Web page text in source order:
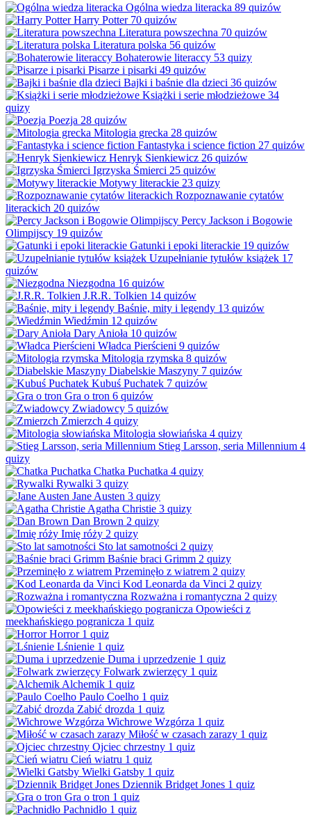
Ogólna wiedza literacka 89 quizów
Harry Potter 70 quizów
Literatura powszechna 70 quizów
Literatura polska 56 quizów
Bohaterowie literaccy 53 quizy
Pisarze i pisarki 49 quizów
Bajki i baśnie dla dzieci 36 quizów
Książki i serie młodzieżowe 34
quizy
Poezja 28 quizów
Mitologia grecka 28 quizów
Fantastyka i science fiction 27 quizów
Henryk Sienkiewicz 26 quizów
Igrzyska Śmierci 25 quizów
Motywy literackie 23 quizy
Rozpoznawanie cytatów
literackich 20 quizów
Percy Jackson i Bogowie
Olimpijscy 19 quizów
Gatunki i epoki literackie 19 quizów
Uzupełnianie tytułów książek 17
quizów
Niezgodna 16 quizów
J.R.R. Tolkien 14 quizów
Baśnie, mity i legendy 13 quizów
Wiedźmin 12 quizów
Dary Anioła 10 quizów
Władca Pierścieni 9 quizów
Mitologia rzymska 8 quizów
Diabelskie Maszyny 7 quizów
Kubuś Puchatek 7 quizów
Gra o tron 6 quizów
Zwiadowcy 5 quizów
Zmierzch 4 quizy
Mitologia słowiańska 4 quizy
Stieg Larsson, seria Millennium 4
quizy
Chatka Puchatka 4 quizy
Rywalki 3 quizy
Jane Austen 3 quizy
Agatha Christie 3 quizy
Dan Brown 2 quizy
Imię róży 2 quizy
Sto lat samotności 2 quizy
Baśnie braci Grimm 2 quizy
Przeminęło z wiatrem 2 quizy
Kod Leonarda da Vinci 2 quizy
Rozważna i romantyczna 2 quizy
Opowieści z
meekhańskiego pogranicza 1 quiz
Horror 1 quiz
Lśnienie 1 quiz
Duma i uprzedzenie 1 quiz
Folwark zwierzęcy 1 quiz
Alchemik 1 quiz
Paulo Coelho 1 quiz
Zabić drozda 1 quiz
Wichrowe Wzgórza 1 quiz
Miłość w czasach zarazy 1 quiz
Ojciec chrzestny 1 quiz
Cień wiatru 1 quiz
Wielki Gatsby 1 quiz
Dziennik Bridget Jones 1 quiz
Gra o tron 1 quiz
Pachnidło 1 quiz